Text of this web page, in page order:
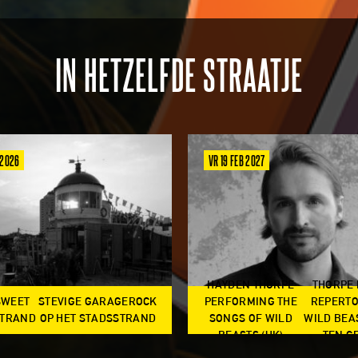
IN HETZELFDE STRAATJE
STEVIGE GARAGEROCK
OP HET STADSSTRAND
VR 19 FEB 2027
HAYDEN THORPE
PERFORMING THE
SONGS OF WILD
BEASTS (UK)
THORPE
WILD
TEN